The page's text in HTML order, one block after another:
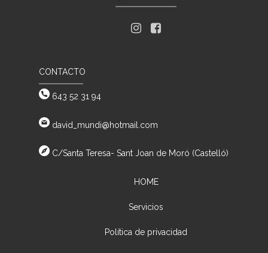
CONTACTO
643 52 31 94
david_mundi@hotmail.com
C/Santa Teresa- Sant Joan de Moró (Castelló)
HOME
Servicios
Política de privacidad